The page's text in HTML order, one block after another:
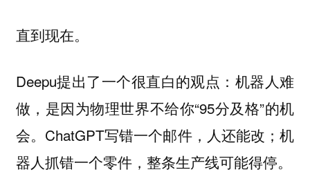
直到现在。
Deepu提出了一个很直白的观点：机器人难
做，是因为物理世界不给你“95分及格”的机
会。ChatGPT写错一个邮件，人还能改；机
器人抓错一个零件，整条生产线可能得停。